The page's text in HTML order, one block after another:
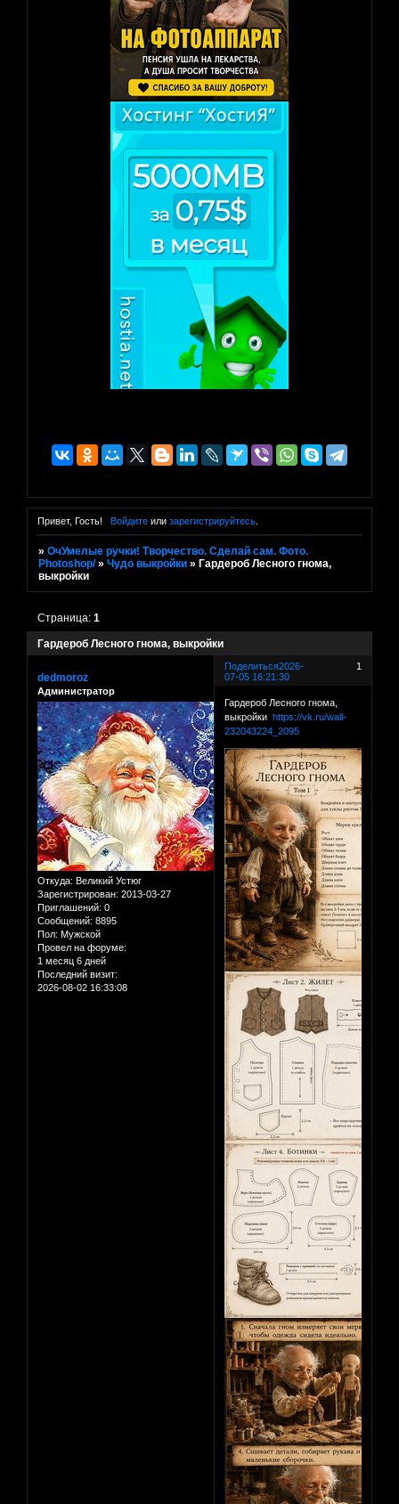
Привет, Гость! Войдитеили зарегистрируйтесь.
»ОчУмелые ручки! Творчество. Сделай сам. Фото.
Photoshop/ »Чудо выкройки » Гардероб Лесного гнома,
выкройки
Гардероб Лесного гнома, выкройки
Страница:1
Поделиться 1
2026-
07-05 16:21:30
dedmoroz
Администратор
Откуда: Великий Устюг
Зарегистрирован: 2013-03-27
Приглашений: 0
Сообщений: 8895
Пол: Мужской
Провел на форуме:
1 месяц 6 дней
Последний визит:
2026-08-02 16:33:08
Гардероб Лесного гнома,
выкройкиhttps://vk.ru/wall-
232043224_2095